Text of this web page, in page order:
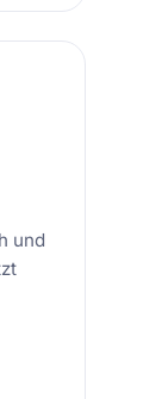
und